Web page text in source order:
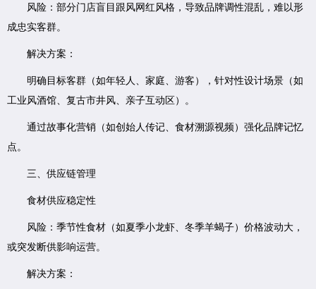
风险：部分门店盲目跟风网红风格，导致品牌调性混乱，难以形
成忠实客群。
解决方案：
明确目标客群（如年轻人、家庭、游客），针对性设计场景（如
工业风酒馆、复古市井风、亲子互动区）。
通过故事化营销（如创始人传记、食材溯源视频）强化品牌记忆
点。
三、供应链管理
食材供应稳定性
风险：季节性食材（如夏季小龙虾、冬季羊蝎子）价格波动大，
或突发断供影响运营。
解决方案：